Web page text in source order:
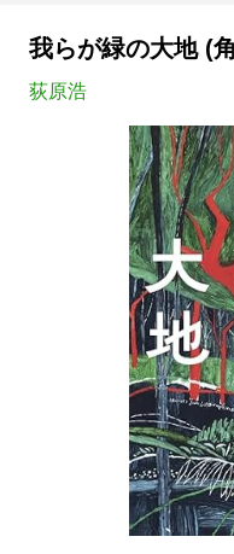
我らが緑の大地 (
荻原浩